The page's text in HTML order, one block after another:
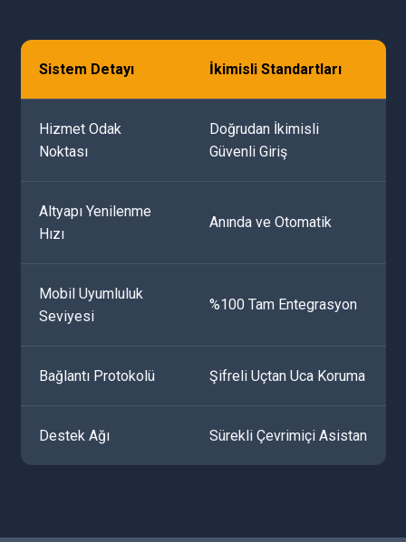
Sistem Detayı İkimisli Standartları
Hizmet Odak
Noktası
Doğrudan İkimisli
Güvenli Giriş
Altyapı Yenilenme
Hızı
Anında ve Otomatik
Mobil Uyumluluk
Seviyesi
%100 Tam Entegrasyon
Bağlantı Protokolü Şifreli Uçtan Uca Koruma
Destek Ağı Sürekli Çevrimiçi Asistan